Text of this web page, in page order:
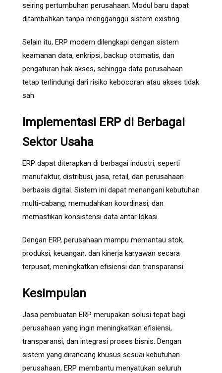
seiring pertumbuhan perusahaan. Modul baru dapat
ditambahkan tanpa mengganggu sistem existing.
Selain itu, ERP modern dilengkapi dengan sistem
keamanan data, enkripsi, backup otomatis, dan
pengaturan hak akses, sehingga data perusahaan
tetap terlindungi dari risiko kebocoran atau akses tidak
sah.
Implementasi ERP di Berbagai
Sektor Usaha
ERP dapat diterapkan di berbagai industri, seperti
manufaktur, distribusi, jasa, retail, dan perusahaan
berbasis digital. Sistem ini dapat menangani kebutuhan
multi-cabang, memudahkan koordinasi, dan
memastikan konsistensi data antar lokasi.
Dengan ERP, perusahaan mampu memantau stok,
produksi, keuangan, dan kinerja karyawan secara
terpusat, meningkatkan efisiensi dan transparansi.
Kesimpulan
Jasa pembuatan ERP merupakan solusi tepat bagi
perusahaan yang ingin meningkatkan efisiensi,
transparansi, dan integrasi proses bisnis. Dengan
sistem yang dirancang khusus sesuai kebutuhan
perusahaan, ERP membantu menyatukan seluruh